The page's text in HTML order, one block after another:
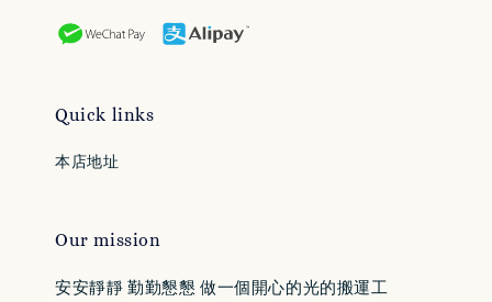
Quick links
本店地址
Our mission
安安靜靜 勤勤懇懇 做一個開心的光的搬運工